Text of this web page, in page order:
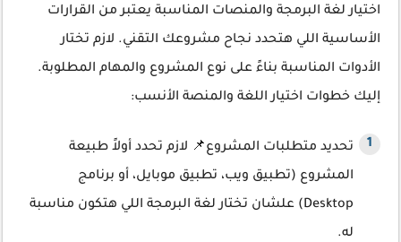
اختيار لغة البرمجة والمنصات المناسبة يعتبر من القرارات
الأساسية اللي هتحدد نجاح مشروعك التقني. لازم تختار
الأدوات المناسبة بناءً على نوع المشروع والمهام المطلوبة.
إليك خطوات اختيار اللغة والمنصة الأنسب:
تحديد متطلبات المشروع📌 لازم تحدد أولاً طبيعة
المشروع (تطبيق ويب، تطبيق موبايل، أو برنامج
Desktop) علشان تختار لغة البرمجة اللي هتكون مناسبة
له.